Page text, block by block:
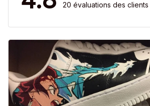
20 évaluations des clients